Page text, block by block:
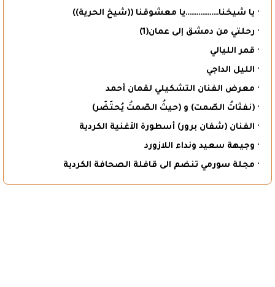
· يا شيخنا………………يا معشوقنا ((شيخ الحرية))
· رحلتي من دمشق إلى عمان(1)
· قمر الليالي
· الليل الداجي
· معرض الفنان التشكيلي لقمان أحمد
· (نفثاتُ الصّمت) و (حيثُ الصّمتُ يُحتَضَر)
· الفنان (شفان برور) أسطورة الأغنية الكردية
· وجيهة سعيد ونداء اللازورد
· مجلة سورمي تنضم الى قافلة الصحافة الكردية